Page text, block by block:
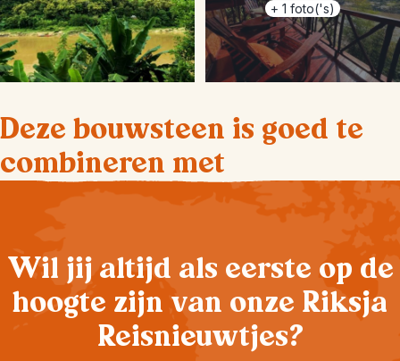
+ 1 foto('s)
Deze bouwsteen is goed te
combineren met
Wil jij altijd als eerste op de
hoogte zijn van onze Riksja
Reisnieuwtjes?